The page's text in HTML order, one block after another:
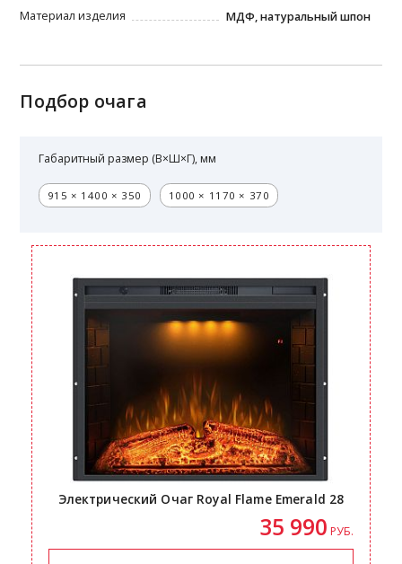
Материал изделия
МДФ, натуральный шпон
Подбор очага
Габаритный размер (В×Ш×Г), мм
915 × 1400 × 350 1000 × 1170 × 370
Электрический Очаг Royal Flame Emerald 28
35 990 РУБ.